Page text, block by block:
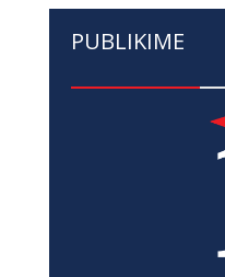
PUBLIKIME